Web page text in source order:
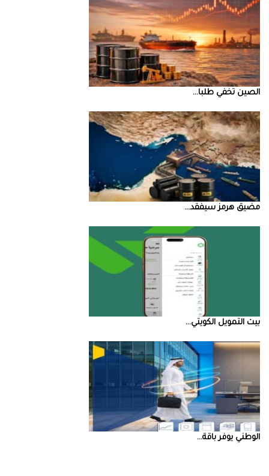
الصين‭ ‬تخفي‭ ‬طلبا‭ ...
مضيق‭ ‬هرمز‭ ‬سيفقد‭ ...
بيت‭ ‬التمويل‭ ‬الكويتي‭ ...
‮‬الوطني‮‬‭ ‬يوفر‭ ‬باقة‭ ...